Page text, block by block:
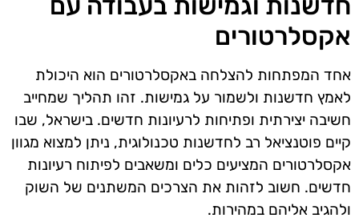
אקסלרטורים
אחד המפתחות להצלחה באקסלרטורים הוא היכולת
לאמץ חדשנות ולשמור על גמישות. זהו תהליך שמחייב
חשיבה יצירתית ופתיחות לרעיונות חדשים. בישראל, שבו
קיים פוטנציאל רב לחדשנות טכנולוגית, ניתן למצוא מגוון
אקסלרטורים המציעים כלים ומשאבים לפיתוח רעיונות
חדשים. חשוב לזהות את הצרכים המשתנים של השוק
ולהגיב אליהם במהירות.